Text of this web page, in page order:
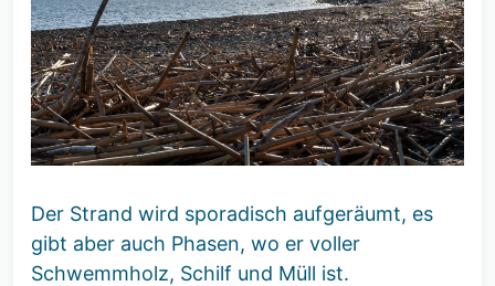
Der Strand wird sporadisch aufgeräumt, es
gibt aber auch Phasen, wo er voller
Schwemmholz, Schilf und Müll ist.